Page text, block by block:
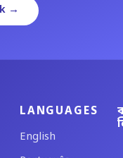
→
LANGUAGES
English